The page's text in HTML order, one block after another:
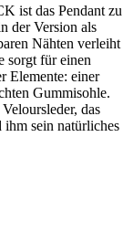
ist das Pendant zu
der Version als
Nähten verleiht
sorgt für einen
Elemente: einer
Gummisohle.
das
sein natürliches